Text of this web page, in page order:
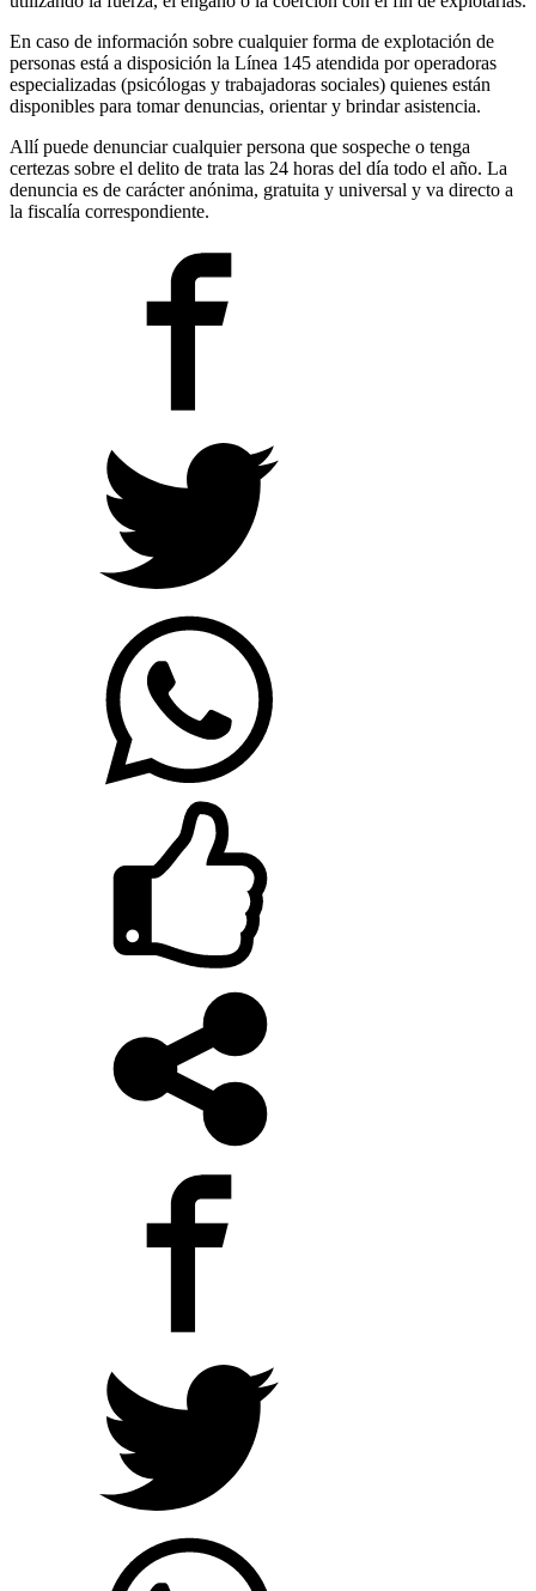
En caso de información sobre cualquier forma de explotación de
personas está a disposición la Línea 145 atendida por operadoras
especializadas (psicólogas y trabajadoras sociales) quienes están
disponibles para tomar denuncias, orientar y brindar asistencia.
Allí puede denunciar cualquier persona que sospeche o tenga
certezas sobre el delito de trata las 24 horas del día todo el año. La
denuncia es de carácter anónima, gratuita y universal y va directo a
la fiscalía correspondiente.